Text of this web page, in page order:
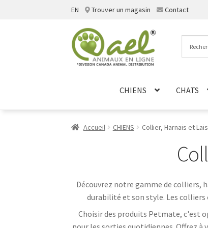
EN Trouver un magasin Contact
Aller
à
la
Aller
au
contenu
CHIENS CHATS
Accueil CHIENS Collier, Harnais et
Découvrez notre gamme de colliers,
durabilité et son style. Les
Choisir des produits Petmate, c'est